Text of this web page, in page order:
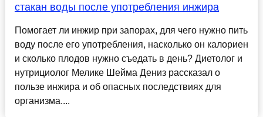
стакан воды после употребления инжира
Помогает ли инжир при запорах, для чего нужно пить
воду после его употребления, насколько он калориен
и сколько плодов нужно съедать в день? Диетолог и
нутрициолог Мелике Шейма Дениз рассказал о
пользе инжира и об опасных последствиях для
организма....